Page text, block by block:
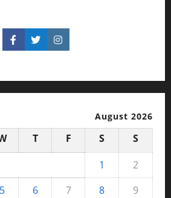
August 2026
T F S
S
1
2
5 6 7 8
9